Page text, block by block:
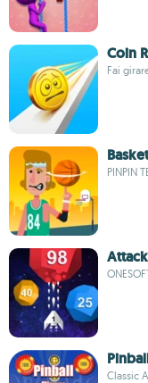
Coin
Fai
PINPIN
Classic